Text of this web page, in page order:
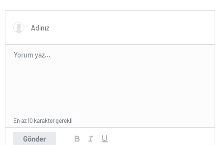
Gönder
En az 10 karakter gerekli